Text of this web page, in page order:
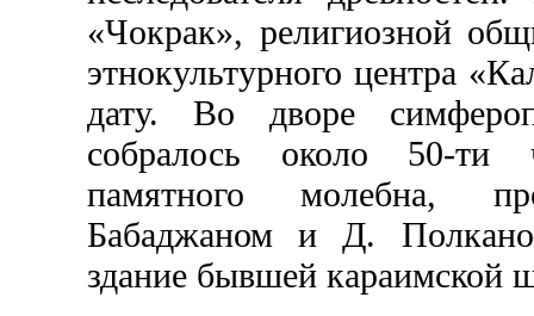
«Чокрак», религиозной
этнокультурного центра
дату. Во дворе
собралось около 50-ти
памятного молебна,
Бабаджаном и Д.
здание бывшей караимской